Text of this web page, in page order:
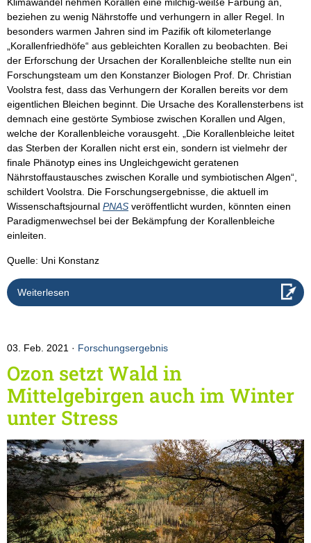
beziehen zu wenig Nährstoffe und verhungern in aller Regel. In
besonders warmen Jahren sind im Pazifik oft kilometerlange
„Korallenfriedhöfe“ aus gebleichten Korallen zu beobachten. Bei
der Erforschung der Ursachen der Korallenbleiche stellte nun ein
Forschungsteam um den Konstanzer Biologen Prof. Dr. Christian
Voolstra fest, dass das Verhungern der Korallen bereits vor dem
eigentlichen Bleichen beginnt. Die Ursache des Korallensterbens ist
demnach eine gestörte Symbiose zwischen Korallen und Algen,
welche der Korallenbleiche vorausgeht. „Die Korallenbleiche leitet
das Sterben der Korallen nicht erst ein, sondern ist vielmehr der
finale Phänotyp eines ins Ungleichgewicht geratenen
Nährstoffaustausches zwischen Koralle und symbiotischen Algen“,
schildert Voolstra. Die Forschungsergebnisse, die aktuell im
Wissenschaftsjournal PNAS veröffentlicht wurden, könnten einen
Paradigmenwechsel bei der Bekämpfung der Korallenbleiche
einleiten.
Quelle: Uni Konstanz
Weiterlesen
03. Feb. 2021 Forschungsergebnis
Ozon setzt Wald in
Mittelgebirgen auch im Winter
unter Stress